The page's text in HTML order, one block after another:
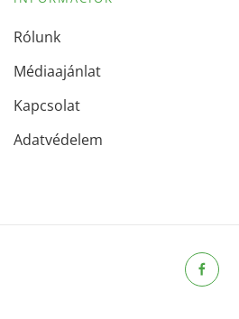
Rólunk
Médiaajánlat
Kapcsolat
Adatvédelem